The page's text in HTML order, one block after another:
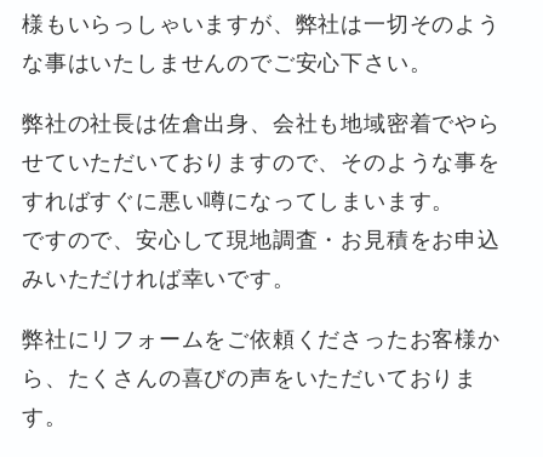
様もいらっしゃいますが、弊社は一切そのよう
な事はいたしませんのでご安心下さい。
弊社の社長は佐倉出身、会社も地域密着でやら
せていただいておりますので、そのような事を
すればすぐに悪い噂になってしまいます。
ですので、安心して現地調査・お見積をお申込
みいただければ幸いです。
弊社にリフォームをご依頼くださったお客様か
ら、たくさんの喜びの声をいただいておりま
す。